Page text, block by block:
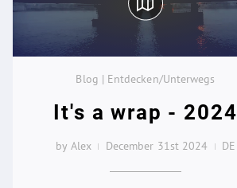
Blog | Entdecken/Unterwegs
It's a wrap - 2024
by Alex December 31st 2024 DE